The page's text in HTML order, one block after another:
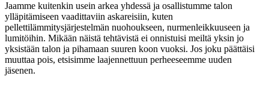
Jaamme kuitenkin usein arkea yhdessä ja osallistumme talon
ylläpitämiseen vaadittaviin askareisiin, kuten
pellettilämmitysjärjestelmän nuohoukseen, nurmenleikkuuseen ja
lumitöihin. Mikään näistä tehtävistä ei onnistuisi meiltä yksin jo
yksistään talon ja pihamaan suuren koon vuoksi. Jos joku päättäisi
muuttaa pois, etsisimme laajennettuun perheeseemme uuden
jäsenen.